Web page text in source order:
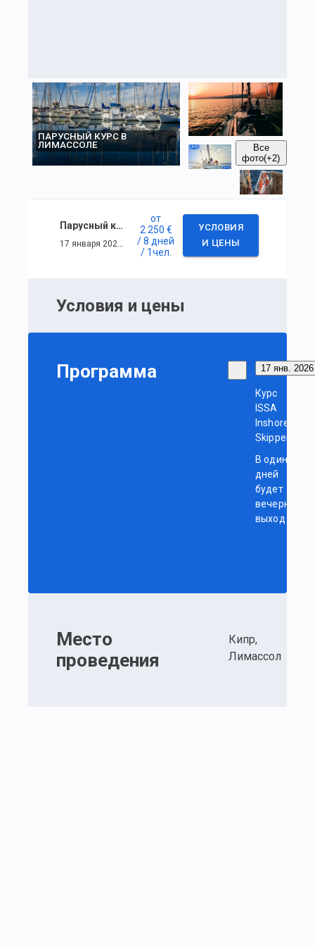
ПАРУСНЫЙ КУРС В
ЛИМАССОЛЕ
Все
фото(+2)
Парусный курс в Лимассоле
17 января 2026 г. — 24 января 2026 г.
от
2 250 €
/ 8 дней
/ 1чел.
УСЛОВИЯ
И ЦЕНЫ
Условия и цены
Программа 17 янв. 2026
Курс
ISSA
Inshore
Skipper
В один из
дней
будет
вечерний
выход
Место
проведения
Кипр,
Лимассол